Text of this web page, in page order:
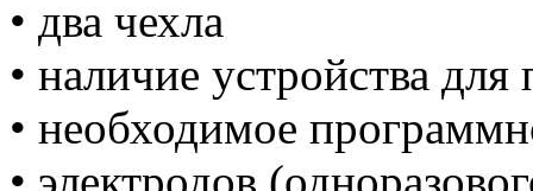
• два чехла
• наличие устройства для
• необходимое
• электродов